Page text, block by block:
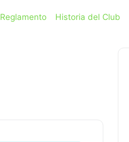
Reglamento Historia del Club